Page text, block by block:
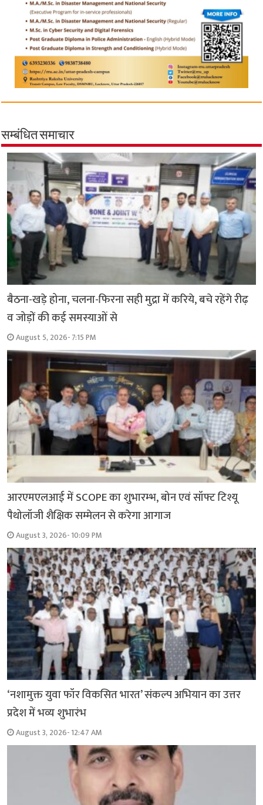
सम्बंधित समाचार
बैठना-खड़े होना, चलना-फिरना सही मुद्रा में करिये, बचे रहेंगे रीढ़
व जोड़ों की कई समस्याओं से
August 5, 2026- 7:15 PM
आरएमएलआई में SCOPE का शुभारम्भ, बोन एवं सॉफ्ट टिश्यू
पैथोलॉजी शैक्षिक सम्मेलन से करेगा आगाज
August 3, 2026- 10:09 PM
‘नशामुक्त युवा फॉर विकसित भारत’ संकल्प अभियान का उत्तर
प्रदेश में भव्य शुभारंभ
August 3, 2026- 12:47 AM